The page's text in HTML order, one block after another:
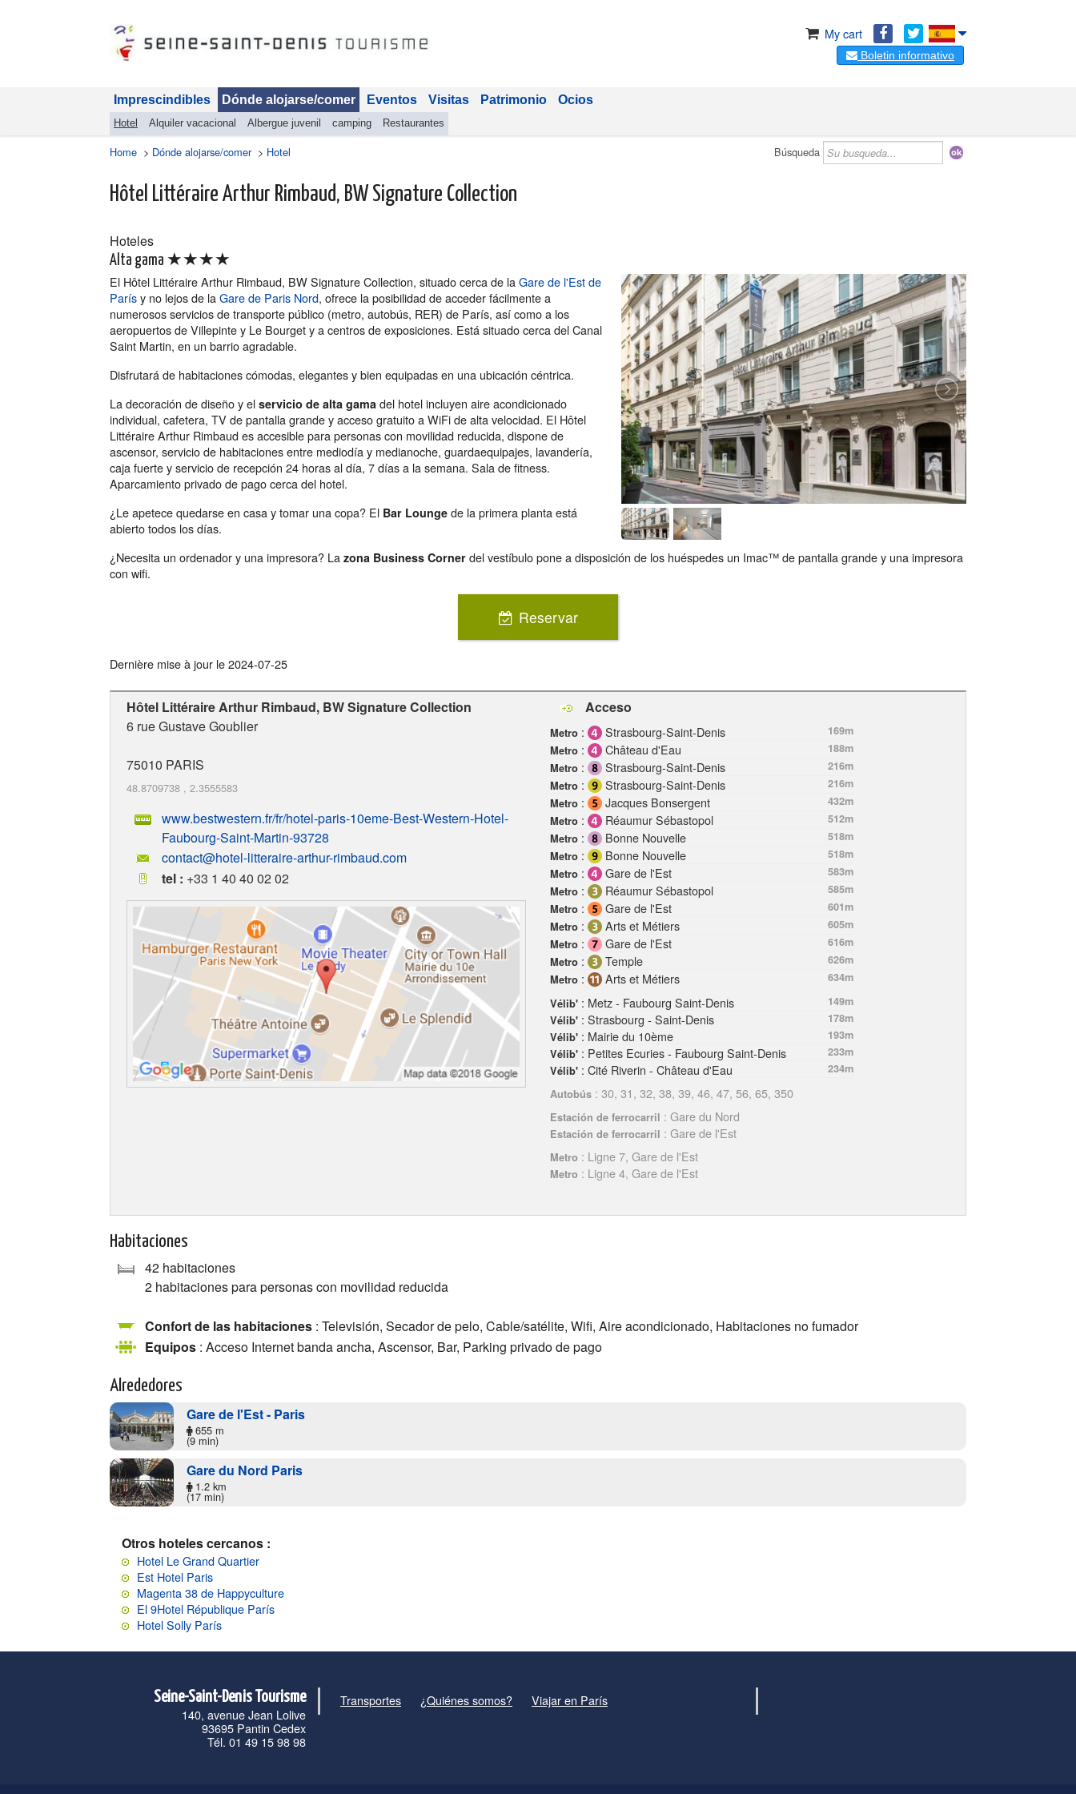
My cart
Boletin informativo
Imprescindibles Dónde alojarse/comer
Hotel Alquiler vacacional Albergue juvenil camping Restaurantes
Eventos Visitas Patrimonio Ocios
Home > Dónde alojarse/comer> Hotel Búsqueda
Hôtel Littéraire Arthur Rimbaud, BW Signature Collection
Hoteles
Alta gama ★★★★
El Hôtel Littéraire Arthur Rimbaud, BW Signature Collection, situado cerca de laGare de l'Est de
Parísy no lejos de laGare de Paris Nord, ofrece la posibilidad de acceder fácilmente a
numerosos servicios de transporte público (metro, autobús, RER) de París, así como a los
aeropuertos de Villepinte y Le Bourget y a centros de exposiciones. Está situado cerca del Canal
Saint Martin, en un barrio agradable.
Disfrutará de habitaciones cómodas, elegantes y bien equipadas en una ubicación céntrica.
La decoración de diseño y el servicio de alta gama del hotel incluyen aire acondicionado
individual, cafetera, TV de pantalla grande y acceso gratuito a WiFi de alta velocidad. El Hôtel
Littéraire Arthur Rimbaud es accesible para personas con movilidad reducida, dispone de
ascensor, servicio de habitaciones entre mediodía y medianoche, guardaequipajes, lavandería,
caja fuerte y servicio de recepción 24 horas al día, 7 días a la semana. Sala de fitness.
Aparcamiento privado de pago cerca del hotel.
¿Le apetece quedarse en casa y tomar una copa? El Bar Lounge de la primera planta está
abierto todos los días.
¿Necesita un ordenador y una impresora? La zona Business Corner del vestíbulo pone a disposición de los huéspedes un Imac™ de pantalla grande y una impresora
con wifi.
Reservar
Dernière mise à jour le2024-07-25
Hôtel Littéraire Arthur Rimbaud, BW Signature Collection
6 rue Gustave Goublier
75010 PARIS
48.8709738 , 2.3555583
www.bestwestern.fr/fr/hotel-paris-10eme-Best-Western-Hotel-
Faubourg-Saint-Martin-93728
contact@hotel-litteraire-arthur-rimbaud.com
tel : +33 1 40 40 02 02
Acceso
Metro : Strasbourg-Saint-Denis
169m
Metro : Château d'Eau
188m
Metro : Strasbourg-Saint-Denis
216m
Metro : Strasbourg-Saint-Denis
216m
Metro : Jacques Bonsergent
432m
Metro : Réaumur Sébastopol
512m
Metro : Bonne Nouvelle
518m
Metro : Bonne Nouvelle
518m
Metro : Gare de l'Est
583m
Metro : Réaumur Sébastopol
585m
Metro : Gare de l'Est
601m
Metro : Arts et Métiers
605m
Metro : Gare de l'Est
616m
Metro : Temple
626m
Metro : Arts et Métiers
634m
Vélib' : Metz - Faubourg Saint-Denis
149m
Vélib' : Strasbourg - Saint-Denis
178m
Vélib' : Mairie du 10ème
193m
Vélib' : Petites Ecuries - Faubourg Saint-Denis
233m
Vélib' : Cité Riverin - Château d'Eau
234m
Autobús : 30, 31, 32, 38, 39, 46, 47, 56, 65, 350
Estación de ferrocarril : Gare du Nord
Estación de ferrocarril : Gare de l'Est
Metro : Ligne 7, Gare de l'Est
Metro : Ligne 4, Gare de l'Est
Habitaciones
42 habitaciones
2 habitaciones para personas con movilidad reducida
Confort de las habitaciones : Televisión, Secador de pelo, Cable/satélite, Wifi, Aire acondicionado, Habitaciones no fumador
Equipos : Acceso Internet banda ancha, Ascensor, Bar, Parking privado de pago
Alrededores
Gare de l'Est - Paris
655 m
(9 min)
Gare du Nord Paris
1.2 km
(17 min)
Otros hoteles cercanos :
Hotel Le Grand Quartier
Est Hotel Paris
Magenta 38 de Happyculture
El 9Hotel République París
Hotel Solly París
Seine-Saint-Denis Tourisme
140, avenue Jean Lolive
93695 Pantin Cedex
Tél. 01 49 15 98 98
Transportes ¿Quiénes somos? Viajar en París